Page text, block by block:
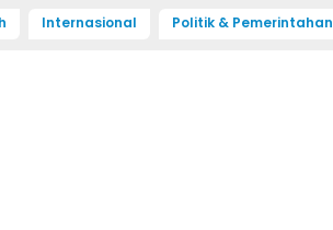
Internasional Politik & Pemerintahan